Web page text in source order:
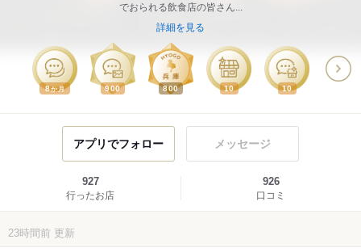
でおられる飲食店の皆さん...
詳細を見る
8か月 900 800 10 10
アプリでフォロー メッセージ
927
行ったお店
926
口コミ
23時間前 更新